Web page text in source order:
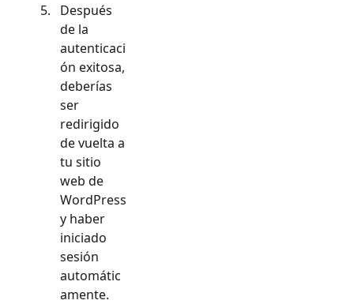
Después
de la
autenticaci
ón exitosa,
deberías
ser
redirigido
de vuelta a
tu sitio
web de
WordPress
y haber
iniciado
sesión
automátic
amente.